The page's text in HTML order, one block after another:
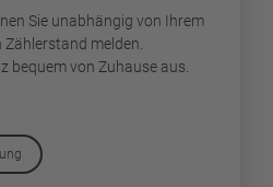
Sie unabhängig von Ihrem
Zählerstand melden.
bequem von Zuhause aus.